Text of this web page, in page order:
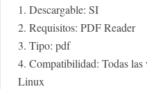
1. Descargable: SI
2. Requisitos: PDF Reader
3. Tipo: pdf
4. Compatibilidad: Todas
Linux